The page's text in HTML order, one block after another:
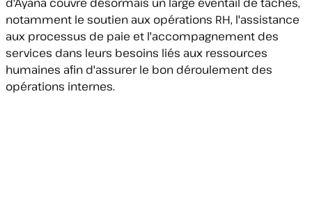
notamment le soutien aux opérations RH, l'assistance
aux processus de paie et l'accompagnement des
services dans leurs besoins liés aux ressources
humaines afin d'assurer le bon déroulement des
opérations internes.